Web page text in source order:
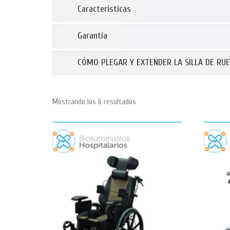
Características
Garantía
CÓMO PLEGAR Y EXTENDER LA SILLA DE
Mostrando los 6 resultados